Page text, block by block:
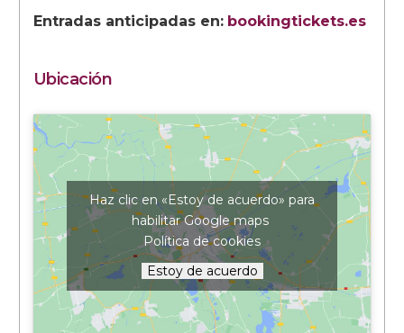
Entradas anticipadas en: bookingtickets.es
Ubicación
Haz clic en «Estoy de acuerdo» para
habilitar Google maps
Política de cookies
Estoy de acuerdo